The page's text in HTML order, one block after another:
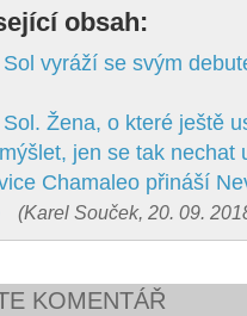
obsah:
vyráží se svým
Žena, o které ještě
jen se tak nechat
Chamaleo přináší
(Karel Souček, 20. 09.
KOMENTÁŘ